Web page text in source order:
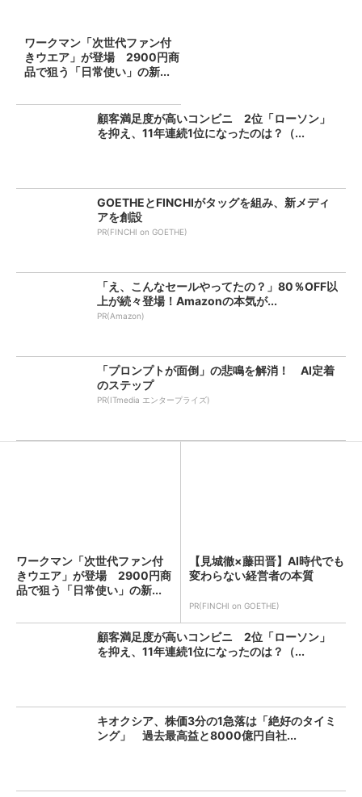
ワークマン「次世代ファン付
きウエア」が登場 2900円商
品で狙う「日常使い」の新...
顧客満足度が高いコンビニ 2位「ローソン」
を抑え、11年連続1位になったのは？（...
GOETHEとFINCHIがタッグを組み、新メディ
アを創設
PR(FINCHI on GOETHE)
「え、こんなセールやってたの？」80％OFF以
上が続々登場！Amazonの本気が...
PR(Amazon)
「プロンプトが面倒」の悲鳴を解消！ AI定着
のステップ
PR(ITmedia エンタープライズ)
ワークマン「次世代ファン付
きウエア」が登場 2900円商
品で狙う「日常使い」の新...
【見城徹×藤田晋】AI時代でも
変わらない経営者の本質
PR(FINCHI on GOETHE)
顧客満足度が高いコンビニ 2位「ローソン」
を抑え、11年連続1位になったのは？（...
キオクシア、株価3分の1急落は「絶好のタイミ
ング」 過去最高益と8000億円自社...